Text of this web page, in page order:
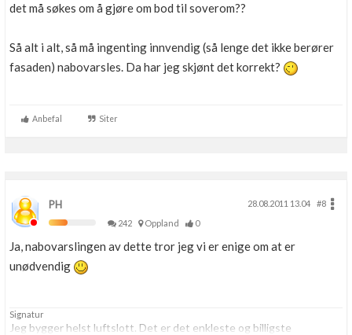
det må søkes om å gjøre om bod til soverom??
Så alt i alt, så må ingenting innvendig (så lenge det ikke berører
fasaden) nabovarsles. Da har jeg skjønt det korrekt?
Anbefal Siter
PH 28.08.2011 13.04
#8
242
Oppland 0
Ja, nabovarslingen av dette tror jeg vi er enige om at er
unødvendig
Signatur
Jeg bygger helst luftslott. Det er det enkleste og billigste